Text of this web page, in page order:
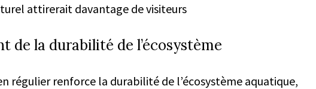
attirerait davantage de visiteurs
de la durabilité de l’écosystème
régulier renforce la durabilité de l’écosystème aquatique,